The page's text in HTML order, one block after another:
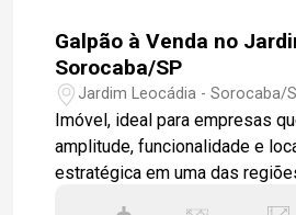
Galpão à Venda no Jardim Leocádia-
Sorocaba/SP
Jardim Leocádia - Sorocaba/
Imóvel, ideal para empresas
amplitude, funcionalidade e
estratégica em uma das